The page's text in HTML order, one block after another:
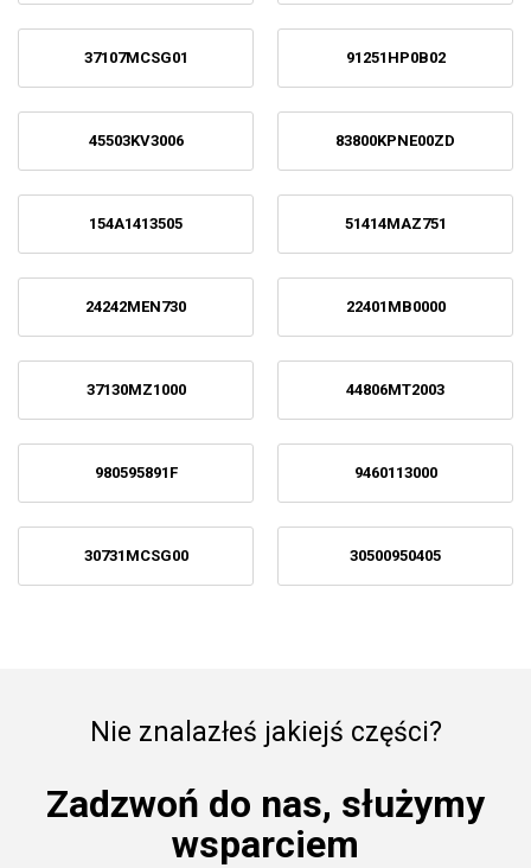
37107MCSG01 91251HP0B02
45503KV3006 83800KPNE00ZD
154A1413505 51414MAZ751
24242MEN730 22401MB0000
37130MZ1000 44806MT2003
980595891F 9460113000
30731MCSG00 30500950405
Nie znalazłeś jakiejś części?
Zadzwoń do nas, służymy
wsparciem